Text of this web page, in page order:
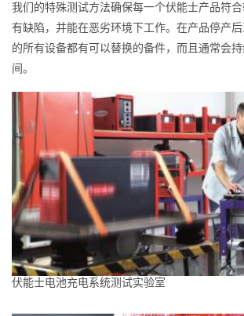
我们的特殊测试方法确保每一个伏能士产品符
有缺陷，并能在恶劣环境下工作。在产品停产
的所有设备都有可以替换的备件，而且通常会
间。
伏能士电池充电系统测试实验室